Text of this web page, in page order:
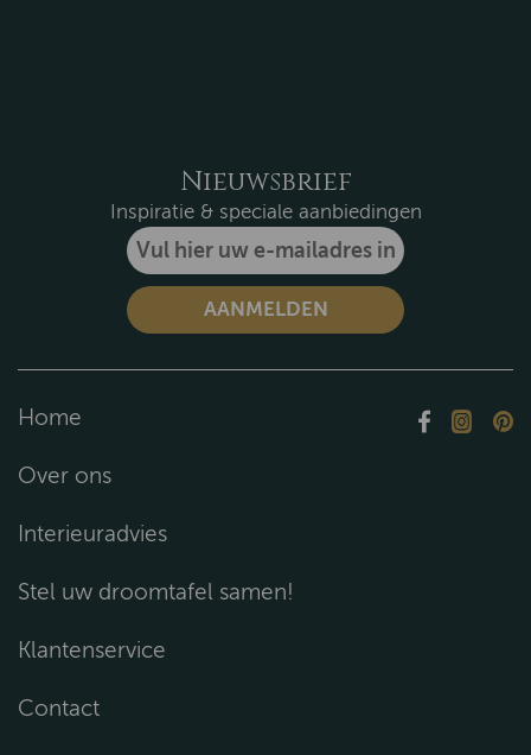
Nieuwsbrief
Inspiratie & speciale aanbiedingen
Home
Over ons
Interieuradvies
Stel uw droomtafel samen!
Klantenservice
Contact